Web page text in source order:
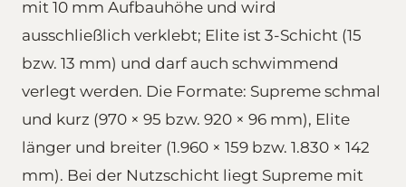
mit 10 mm Aufbauhöhe und wird
ausschließlich verklebt; Elite ist 3-Schicht (15
bzw. 13 mm) und darf auch schwimmend
verlegt werden. Die Formate: Supreme schmal
und kurz (970 × 95 bzw. 920 × 96 mm), Elite
länger und breiter (1.960 × 159 bzw. 1.830 × 142
mm). Bei der Nutzschicht liegt Supreme mit